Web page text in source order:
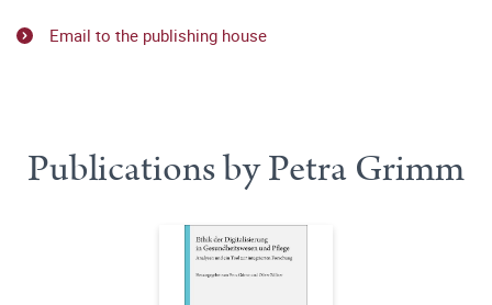
Email to the publishing house
Publications by Petra Grimm